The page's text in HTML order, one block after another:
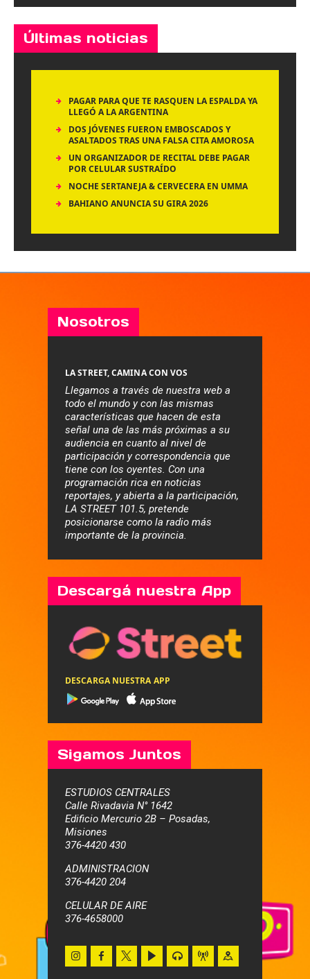
Últimas noticias
PAGAR PARA QUE TE RASQUEN LA ESPALDA YA
LLEGÓ A LA ARGENTINA
DOS JÓVENES FUERON EMBOSCADOS Y
ASALTADOS TRAS UNA FALSA CITA AMOROSA
UN ORGANIZADOR DE RECITAL DEBE PAGAR
POR CELULAR SUSTRAÍDO
NOCHE SERTANEJA & CERVECERA EN UMMA
BAHIANO ANUNCIA SU GIRA 2026
Nosotros
LA STREET, CAMINA CON VOS
Llegamos a través de nuestra web a
todo el mundo y con las mismas
características que hacen de esta
señal una de las más próximas a su
audiencia en cuanto al nivel de
participación y correspondencia que
tiene con los oyentes. Con una
programación rica en noticias
reportajes, y abierta a la participación,
LA STREET 101.5, pretende
posicionarse como la radio más
importante de la provincia.
Descargá nuestra App
DESCARGA NUESTRA APP
Sigamos Juntos
ESTUDIOS CENTRALES
Calle Rivadavia N° 1642
Edificio Mercurio 2B – Posadas,
Misiones
376-4420 430
ADMINISTRACION
376-4420 204
CELULAR DE AIRE
376-4658000